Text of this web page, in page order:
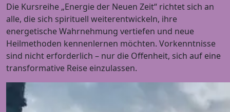
Die Kursreihe „Energie der Neuen Zeit“ richtet sich an
alle, die sich spirituell weiterentwickeln, ihre
energetische Wahrnehmung vertiefen und neue
Heilmethoden kennenlernen möchten. Vorkenntnisse
sind nicht erforderlich – nur die Offenheit, sich auf eine
transformative Reise einzulassen.